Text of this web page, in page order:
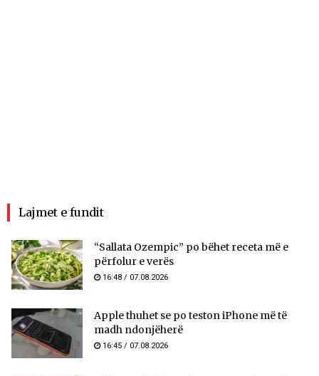
Lajmet e fundit
“Sallata Ozempic” po bëhet receta më e
përfolur e verës
16:48 / 07.08.2026
Apple thuhet se po teston iPhone më të
madh ndonjëherë
16:45 / 07.08.2026